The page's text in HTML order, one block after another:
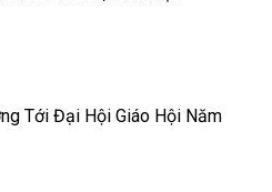
Tới Đại Hội Giáo Hội Năm